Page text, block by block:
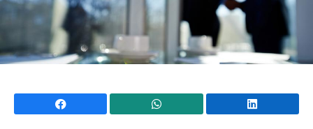
Facebook WhatsApp